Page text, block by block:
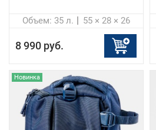
55 × 28 × 26
Объем: 35 л.
8 990 руб.
Новинка